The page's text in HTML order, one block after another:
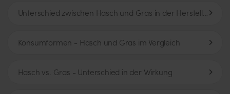
Unterschied zwischen Hasch und Gras in der Herstellung
Konsumformen - Hasch und Gras im Vergleich
Hasch vs. Gras - Unterschied in der Wirkung